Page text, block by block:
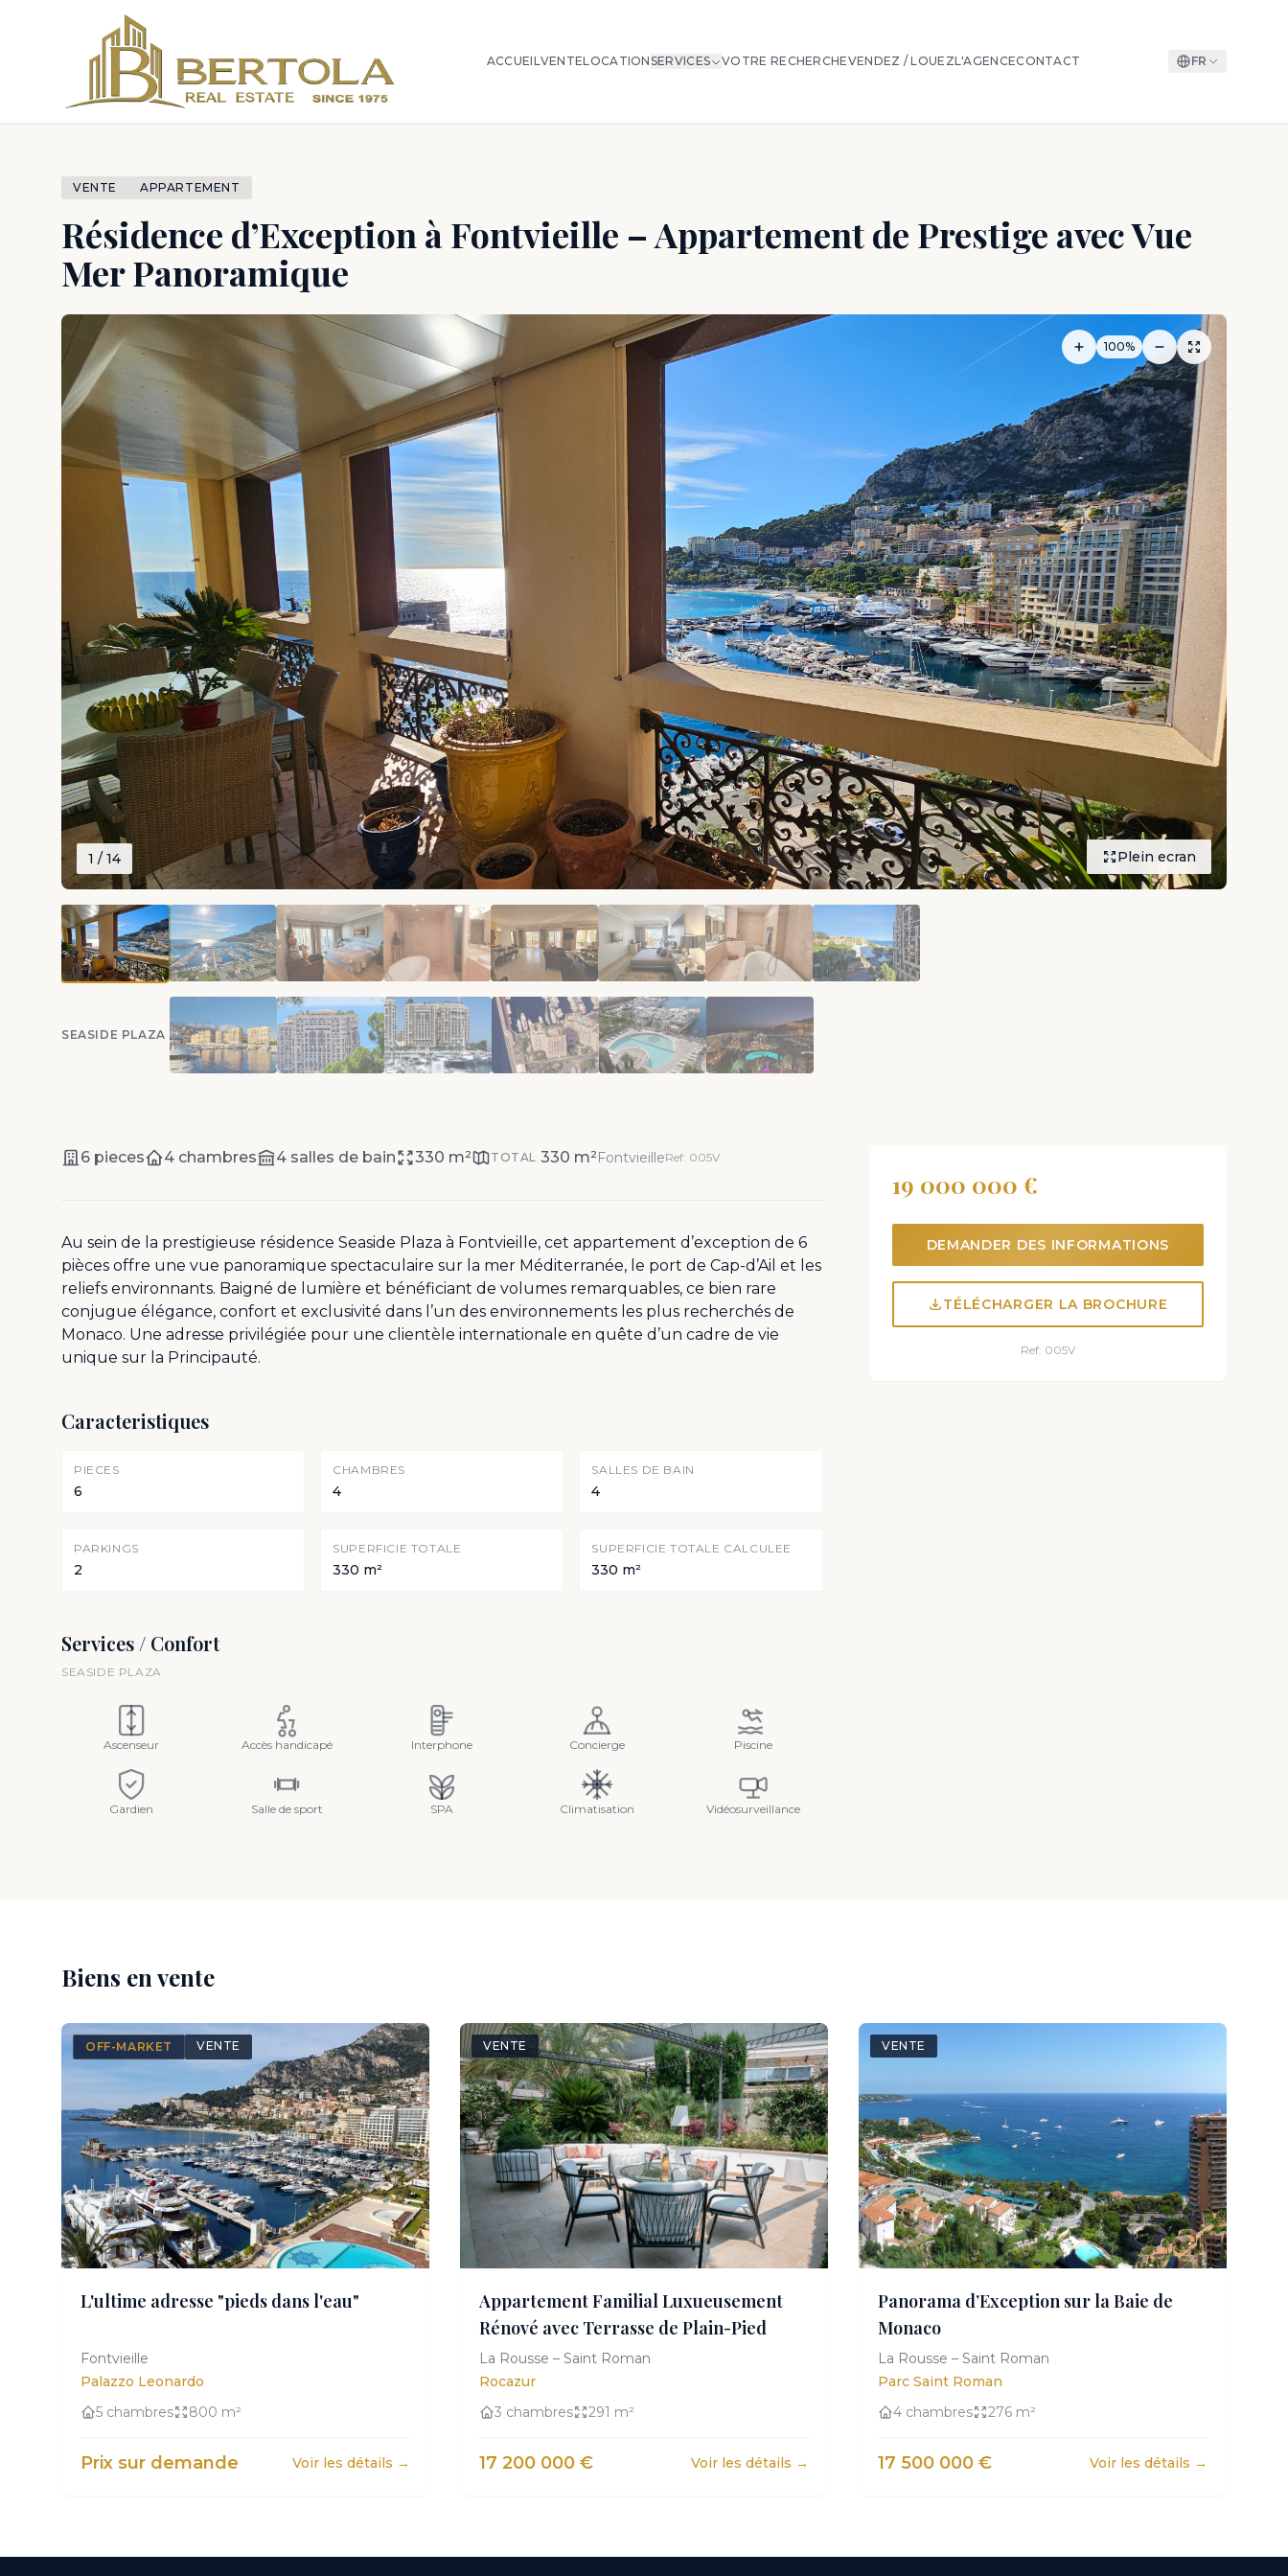
ACCUEILVENTELOCATIONSERVICES VOTRE RECHERCHEVENDEZ / LOUEZL'AGENCECONTACT FR
VENTE APPARTEMENT
Résidence d’Exception à Fontvieille – Appartement de Prestige avec Vue
Mer Panoramique
100%
Plein ecran
1 / 14
SEASIDE PLAZA
6 pieces 4 chambres 4 salles de bain 330 m² TOTAL 330 m²FontvieilleRef: 005V
Au sein de la prestigieuse résidence Seaside Plaza à Fontvieille, cet appartement d’exception de 6
pièces offre une vue panoramique spectaculaire sur la mer Méditerranée, le port de Cap-d’Ail et les
reliefs environnants. Baigné de lumière et bénéficiant de volumes remarquables, ce bien rare
conjugue élégance, confort et exclusivité dans l’un des environnements les plus recherchés de
Monaco. Une adresse privilégiée pour une clientèle internationale en quête d’un cadre de vie
unique sur la Principauté.
Caracteristiques
PIECES
6
CHAMBRES
4
SALLES DE BAIN
4
PARKINGS
2
SUPERFICIE TOTALE
330 m²
SUPERFICIE TOTALE CALCULEE
330 m²
Services / Confort
SEASIDE PLAZA
Ascenseur Accès handicapé Interphone Concierge Piscine
Gardien Salle de sport SPA Climatisation Vidéosurveillance
19 000 000 €
DEMANDER DES INFORMATIONS
TÉLÉCHARGER LA BROCHURE
Ref: 005V
Biens en vente
Acces exclusif sur demande
OFF-MARKET VENTE
L'ultime adresse "pieds dans l'eau"
Fontvieille
Palazzo Leonardo
5 chambres
800 m²
Prix sur demande Voir les détails →
VENTE
Appartement Familial Luxueusement
Rénové avec Terrasse de Plain-Pied
La Rousse – Saint Roman
Rocazur
3 chambres
291 m²
17 200 000 € Voir les détails →
VENTE
Panorama d’Exception sur la Baie de
Monaco
La Rousse – Saint Roman
Parc Saint Roman
4 chambres
276 m²
17 500 000 € Voir les détails →